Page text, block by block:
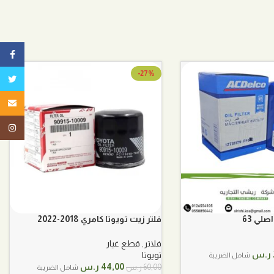
63
ر.س السعر
شامل الضريبة
-27%
فلتر زيت تويوتا كامري 2018-2022
فلاتر
قطع غيار
تويوتا
60,00ر.س السعر
44,00 ر.س السعر
شامل الضريبة
تويتر